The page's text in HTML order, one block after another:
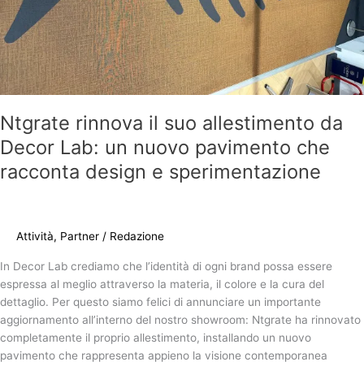
Ntgrate rinnova il suo allestimento da
Decor Lab: un nuovo pavimento che
racconta design e sperimentazione
Attività, Partner / Redazione
In Decor Lab crediamo che l’identità di ogni brand possa essere
espressa al meglio attraverso la materia, il colore e la cura del
dettaglio. Per questo siamo felici di annunciare un importante
aggiornamento all’interno del nostro showroom: Ntgrate ha rinnovato
completamente il proprio allestimento, installando un nuovo
pavimento che rappresenta appieno la visione contemporanea
pavimento
che
racconta
design
e
sperimentazione